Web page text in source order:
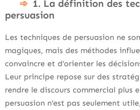
1. La définition des
persuasion
Les techniques de persuasion ne
magiques, mais des méthodes
convaincre et d’orienter les
Leur principe repose sur des
rendre le discours commercial plus
persuasion n’est pas seulement